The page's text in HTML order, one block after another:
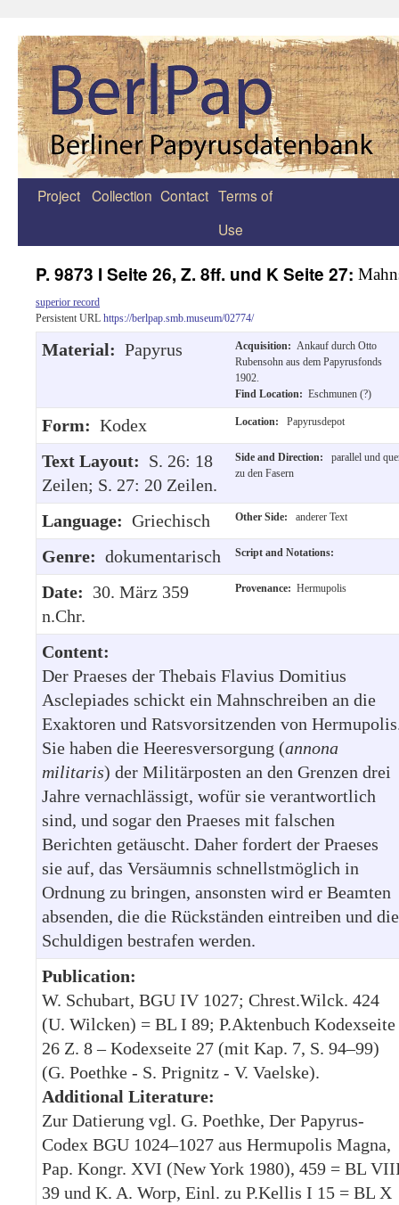
Zum
Project Collection Contact Terms of
Use
P. 9873 I Seite 26, Z. 8ff. und K Seite 27:
superior record
Persistent URL https://berlpap.smb.museum/02774/
Material: Papyrus Acquisition: Ankauf durch Otto
Rubensohn aus dem Papyrusfonds
1902.
Find Location: Eschmunen (?)
Form: Kodex Location: Papyrusdepot
Text Layout: S. 26: 18
Zeilen; S. 27: 20 Zeilen.
Side and Direction:
parallel und
zu den Fasern
Language: Griechisch Other Side: anderer Text
Genre: dokumentarisch Script and Notations:
Date: 30. März 359
n.Chr.
Provenance: Hermupolis
Content:
Der Praeses der Thebais Flavius Domitius
Asclepiades schickt ein Mahnschreiben an die
Exaktoren und Ratsvorsitzenden von
Sie haben die Heeresversorgung (annona
militaris) der Militärposten an den Grenzen drei
Jahre vernachlässigt, wofür sie verantwortlich
sind, und sogar den Praeses mit falschen
Berichten getäuscht. Daher fordert der Praeses
sie auf, das Versäumnis schnellstmöglich in
Ordnung zu bringen, ansonsten wird er Beamten
absenden, die die Rückständen eintreiben und die
Schuldigen bestrafen werden.
Publication:
W. Schubart, BGU IV 1027; Chrest.Wilck. 424
(U. Wilcken) = BL I 89; P.Aktenbuch Kodexseite
26 Z. 8 – Kodexseite 27 (mit Kap. 7, S. 94–99)
(G. Poethke - S. Prignitz - V. Vaelske).
Additional Literature:
Zur Datierung vgl. G. Poethke, Der Papyrus-
Codex BGU 1024–1027 aus Hermupolis Magna,
Pap. Kongr. XVI (New York 1980), 459 = BL
39 und K. A. Worp, Einl. zu P.Kellis I 15 = BL X